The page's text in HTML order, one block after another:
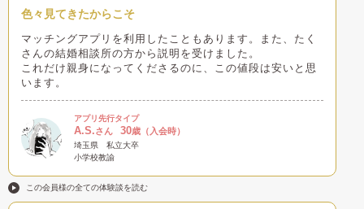
色々見てきたからこそ
マッチングアプリを利用したこともあります。また、たく
さんの結婚相談所の方から説明を受けました。
これだけ親身になってくださるのに、この値段は安いと思
います。
アプリ先行タイプ
A.S.さん 30歳（入会時）
埼玉県
私立大卒
小学校教諭
この会員様の全ての体験談を読む